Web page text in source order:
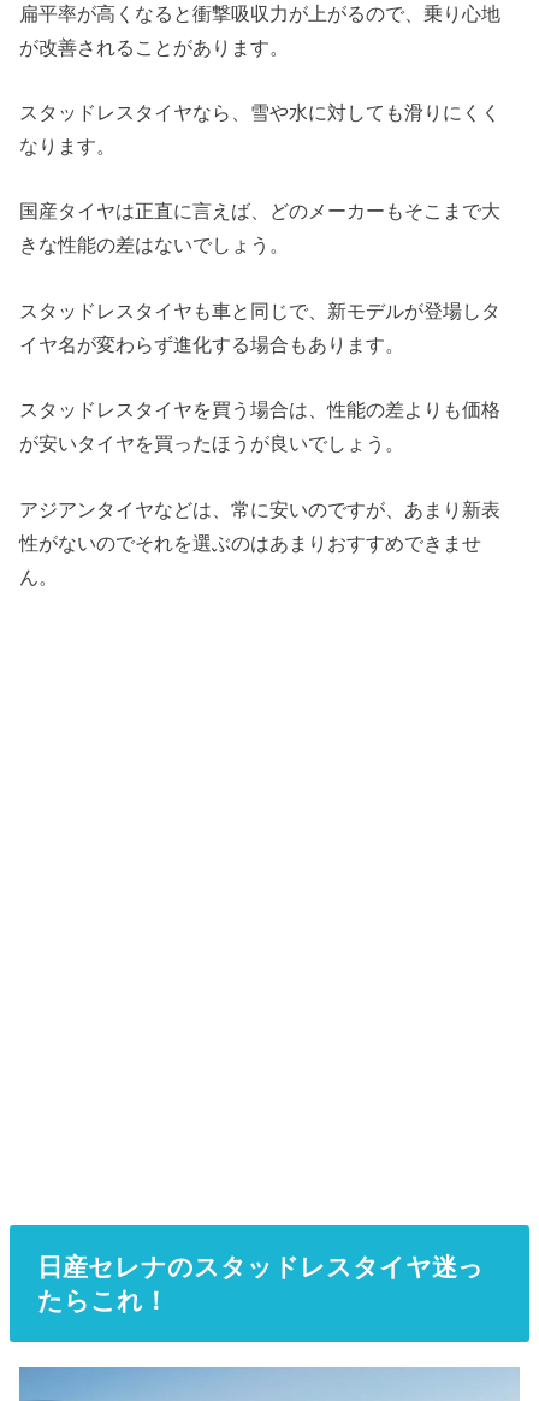
扁平率が高くなると衝撃吸収力が上がるので、乗り心地
が改善されることがあります。
スタッドレスタイヤなら、雪や水に対しても滑りにくく
なります。
国産タイヤは正直に言えば、どのメーカーもそこまで大
きな性能の差はないでしょう。
スタッドレスタイヤも車と同じで、新モデルが登場しタ
イヤ名が変わらず進化する場合もあります。
スタッドレスタイヤを買う場合は、性能の差よりも価格
が安いタイヤを買ったほうが良いでしょう。
アジアンタイヤなどは、常に安いのですが、あまり新表
性がないのでそれを選ぶのはあまりおすすめできませ
ん。
日産セレナのスタッドレスタイヤ迷っ
たらこれ！